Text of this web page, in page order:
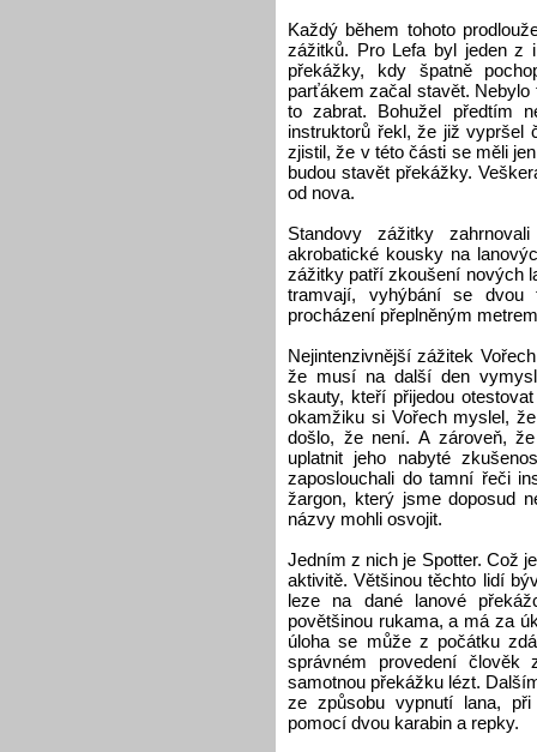
Každý během tohoto
zážitků. Pro Lefa byl jeden z
překážky, kdy špatně
parťákem začal stavět.
to zabrat. Bohužel předtím
instruktorů řekl, že již
zjistil, že v této části se měli
budou stavět překážky.
od nova.
Standovy zážitky
akrobatické kousky na
zážitky patří zkoušení nových
tramvají, vyhýbání se
procházení přeplněným
Nejintenzivnější zážitek
že musí na další den
skauty, kteří přijedou
okamžiku si Vořech myslel,
došlo, že není. A zároveň,
uplatnit jeho nabyté
zaposlouchali do tamní řeči
žargon, který jsme doposud
názvy mohli osvojit.
Jedním z nich je Spotter. Což
aktivitě. Většinou těchto lidí
leze na dané lanové
povětšinou rukama, a má za
úloha se může z počátku
správném provedení
samotnou překážku lézt.
ze způsobu vypnutí lana,
pomocí dvou karabin a repky.